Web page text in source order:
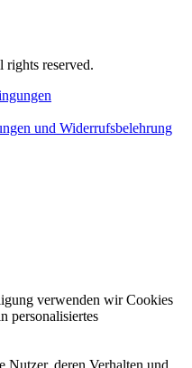
rights reserved.
und Widerrufsbelehrung
verwenden wir Cookies
personalisiertes
Nutzer, deren Verhalten und